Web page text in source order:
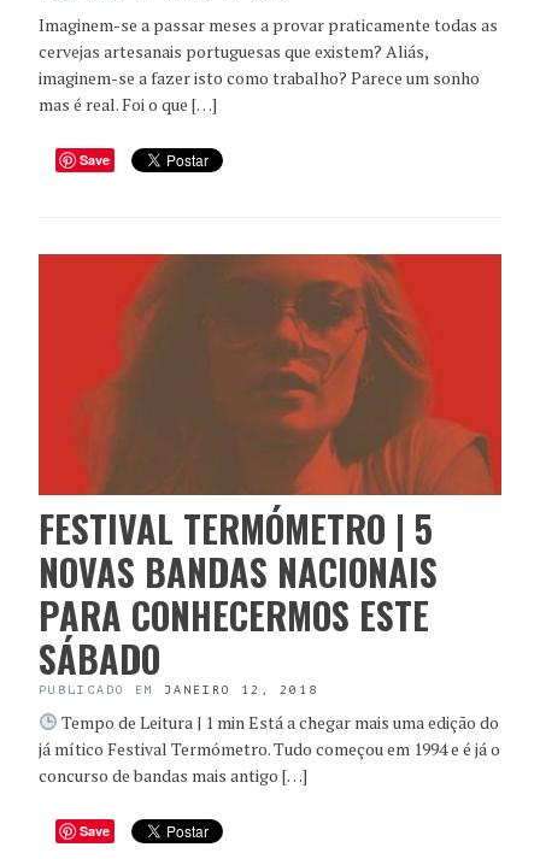
Imaginem-se a passar meses a provar praticamente todas as
cervejas artesanais portuguesas que existem? Aliás,
imaginem-se a fazer isto como trabalho? Parece um sonho
mas é real. Foi o que […]
Save
FESTIVAL TERMÓMETRO | 5
NOVAS BANDAS NACIONAIS
PARA CONHECERMOS ESTE
SÁBADO
PUBLICADO EM JANEIRO 12, 2018
Tempo de Leitura | 1 min Está a chegar mais uma edição do
já mítico Festival Termómetro. Tudo começou em 1994 e é já o
concurso de bandas mais antigo […]
Save